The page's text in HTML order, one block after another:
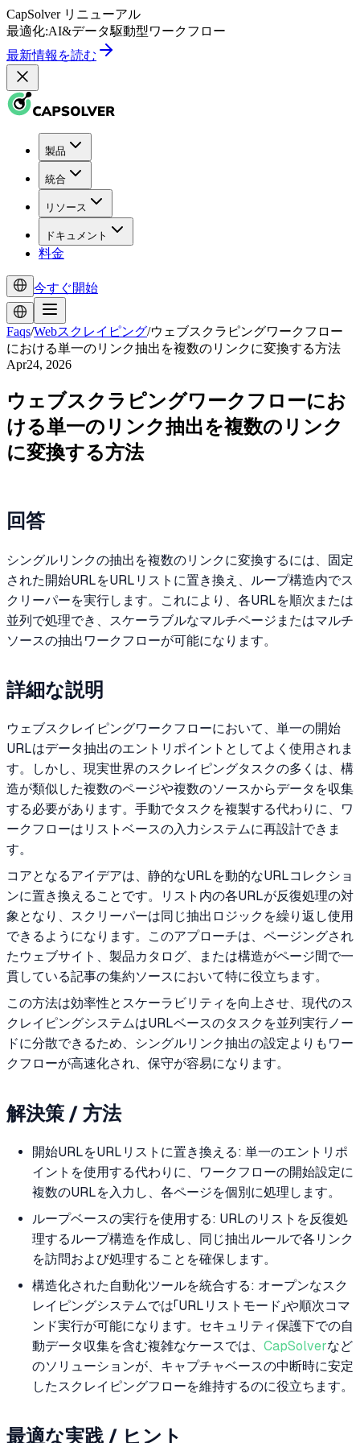
CapSolver リニューアル
最適化:AI&データ駆動型ワークフロー
最新情報を読む
製品
統合
リソース
ドキュメント
料金
今すぐ開始
Faqs/Webスクレイピング/ウェブスクラピングワークフロー
における単一のリンク抽出を複数のリンクに変換する方法
Apr24, 2026
ウェブスクラピングワークフローにお
ける単一のリンク抽出を複数のリンク
に変換する方法
回答
シングルリンクの抽出を複数のリンクに変換するには、固定
された開始URLをURLリストに置き換え、ループ構造内でス
クリーパーを実行します。これにより、各URLを順次または
並列で処理でき、スケーラブルなマルチページまたはマルチ
ソースの抽出ワークフローが可能になります。
詳細な説明
ウェブスクレイピングワークフローにおいて、単一の開始
URLはデータ抽出のエントリポイントとしてよく使用されま
す。しかし、現実世界のスクレイピングタスクの多くは、構
造が類似した複数のページや複数のソースからデータを収集
する必要があります。手動でタスクを複製する代わりに、ワ
ークフローはリストベースの入力システムに再設計できま
す。
コアとなるアイデアは、静的なURLを動的なURLコレクショ
ンに置き換えることです。リスト内の各URLが反復処理の対
象となり、スクリーパーは同じ抽出ロジックを繰り返し使用
できるようになります。このアプローチは、ページングされ
たウェブサイト、製品カタログ、または構造がページ間で一
貫している記事の集約ソースにおいて特に役立ちます。
この方法は効率性とスケーラビリティを向上させ、現代のス
クレイピングシステムはURLベースのタスクを並列実行ノー
ドに分散できるため、シングルリンク抽出の設定よりもワー
クフローが高速化され、保守が容易になります。
解決策 / 方法
開始URLをURLリストに置き換える: 単一のエントリポ
イントを使用する代わりに、ワークフローの開始設定に
複数のURLを入力し、各ページを個別に処理します。
ループベースの実行を使用する: URLのリストを反復処
理するループ構造を作成し、同じ抽出ルールで各リンク
を訪問および処理することを確保します。
構造化された自動化ツールを統合する: オープンなスク
レイピングシステムでは「URLリストモード」や順次コマ
ンド実行が可能になります。セキュリティ保護下での自
動データ収集を含む複雑なケースでは、 CapSolverなど
のソリューションが、キャプチャベースの中断時に安定
したスクレイピングフローを維持するのに役立ちます。
最適な実践 / ヒント